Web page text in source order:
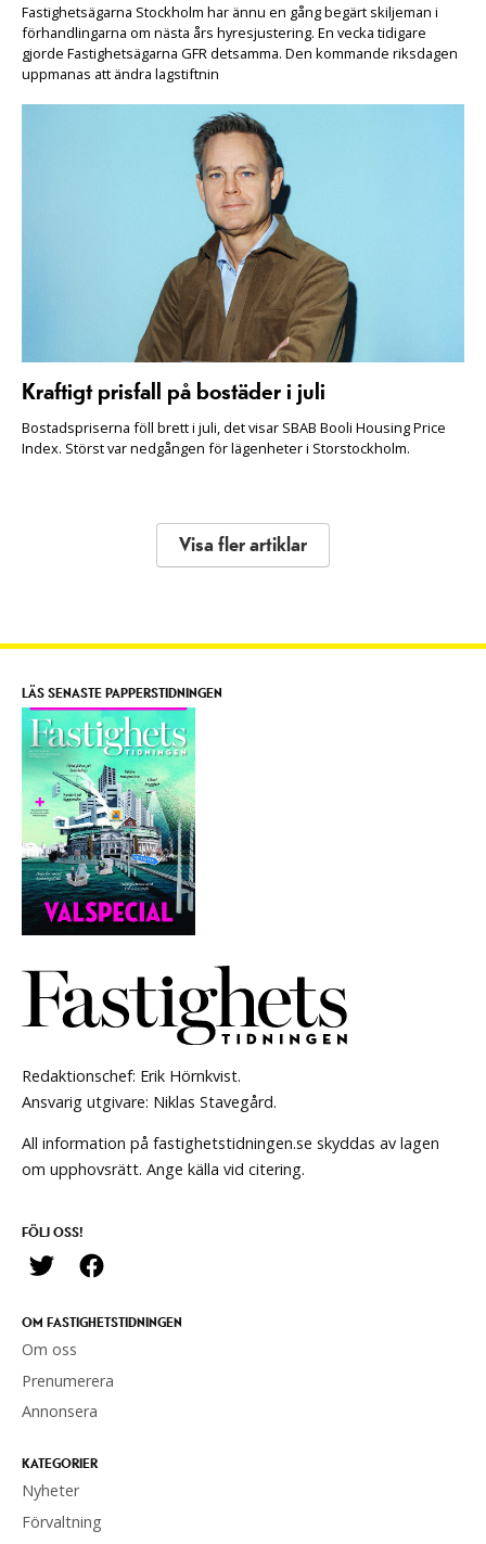
Fastighetsägarna Stockholm har ännu en gång begärt skiljeman i
förhandlingarna om nästa års hyresjustering. En vecka tidigare
gjorde Fastighetsägarna GFR detsamma. Den kommande riksdagen
uppmanas att ändra lagstiftnin
Kraftigt prisfall på bostäder i juli
Bostadspriserna föll brett i juli, det visar SBAB Booli Housing Price
Index. Störst var nedgången för lägenheter i Storstockholm.
Visa fler artiklar
Redaktionschef: Erik Hörnkvist.
Ansvarig utgivare: Niklas Stavegård.
All information på fastighetstidningen.se skyddas av lagen
om upphovsrätt. Ange källa vid citering.
FÖLJ OSS!
OM FASTIGHETSTIDNINGEN
Om oss
Prenumerera
Annonsera
KATEGORIER
Nyheter
Förvaltning
LÄS SENASTE PAPPERSTIDNINGEN